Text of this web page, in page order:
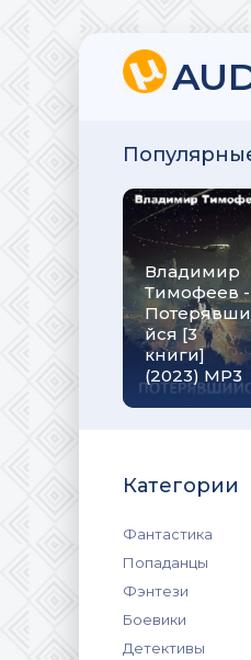
Владимир
Тимофеев -
Потерявши
йся [3
книги]
(2023) МР3
Категории
Фантастика
Попаданцы
Фэнтези
Боевики
Детективы